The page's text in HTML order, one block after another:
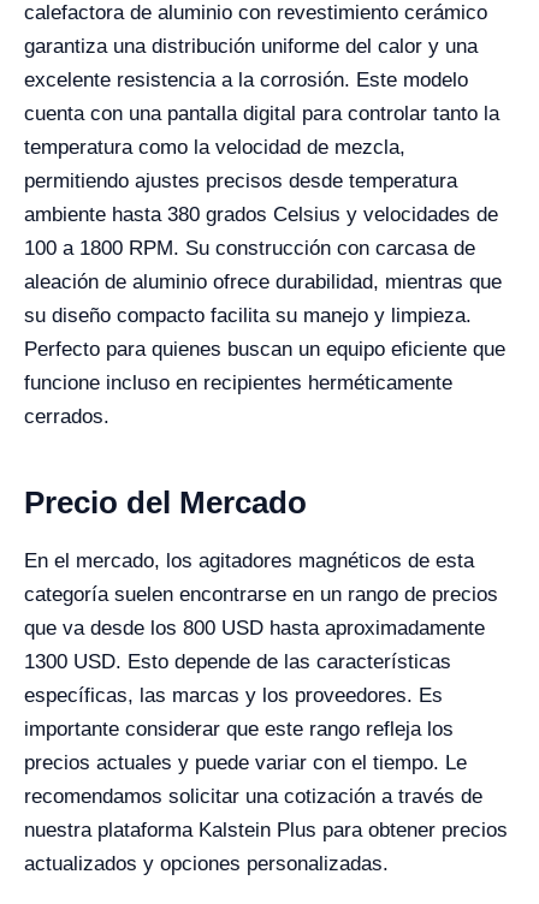
calefactora de aluminio con revestimiento cerámico
garantiza una distribución uniforme del calor y una
excelente resistencia a la corrosión. Este modelo
cuenta con una pantalla digital para controlar tanto la
temperatura como la velocidad de mezcla,
permitiendo ajustes precisos desde temperatura
ambiente hasta 380 grados Celsius y velocidades de
100 a 1800 RPM. Su construcción con carcasa de
aleación de aluminio ofrece durabilidad, mientras que
su diseño compacto facilita su manejo y limpieza.
Perfecto para quienes buscan un equipo eficiente que
funcione incluso en recipientes herméticamente
cerrados.
Precio del Mercado
En el mercado, los agitadores magnéticos de esta
categoría suelen encontrarse en un rango de precios
que va desde los 800 USD hasta aproximadamente
1300 USD. Esto depende de las características
específicas, las marcas y los proveedores. Es
importante considerar que este rango refleja los
precios actuales y puede variar con el tiempo. Le
recomendamos solicitar una cotización a través de
nuestra plataforma Kalstein Plus para obtener precios
actualizados y opciones personalizadas.